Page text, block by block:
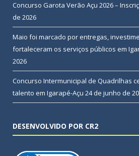
Concurso Garota Verão Açu 2026 –
de 2026
Maio foi marcado por entregas,
fortaleceram os serviços públicos em
2026
Concurso Intermunicipal de Quadrilhas
talento em Igarapé-Açu 24 de junho de
DESENVOLVIDO POR CR2